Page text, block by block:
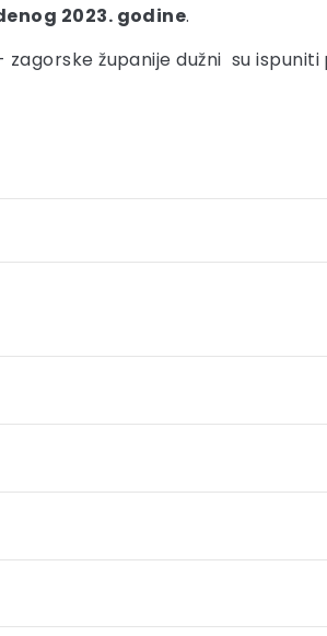
2023. godine.
županije dužni su